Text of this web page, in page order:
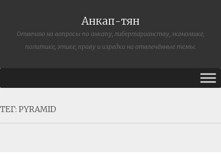
Анкап-тян
Отвечаю на вопросы по анкапу, либертарианству, экономике,
политике, этике, праву и изредка на отвлечённые темы.
ТЕГ: PYRAMID